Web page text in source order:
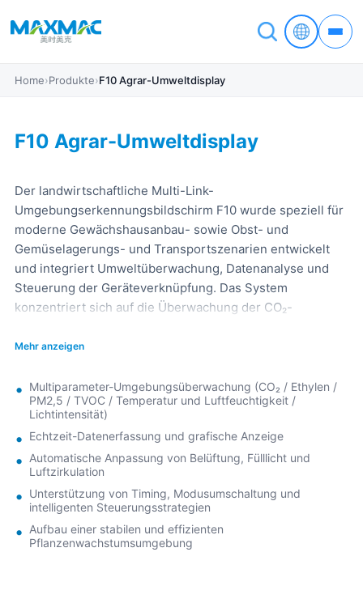
Home›Produkte›F10 Agrar-Umweltdisplay
F10 Agrar-Umweltdisplay
Der landwirtschaftliche Multi-Link-
Umgebungserkennungsbildschirm F10 wurde speziell für
moderne Gewächshausanbau- sowie Obst- und
Gemüselagerungs- und Transportszenarien entwickelt
und integriert Umweltüberwachung, Datenanalyse und
Steuerung der Geräteverknüpfung. Das System
konzentriert sich auf die Überwachung der CO₂-
sowie von Temperatur- und Feuchtigkeitsänderungen, um
Reiferegulierungsprozesse der Pflanzen genau zu
steuern.
Mehr anzeigen
Multiparameter-Umgebungsüberwachung (CO₂ / Ethylen /
PM2,5 / TVOC / Temperatur und Luftfeuchtigkeit /
Lichtintensität)
Echtzeit-Datenerfassung und grafische Anzeige
Automatische Anpassung von Belüftung, Fülllicht und
Luftzirkulation
Unterstützung von Timing, Modusumschaltung und
intelligenten Steuerungsstrategien
Aufbau einer stabilen und effizienten
Pflanzenwachstumsumgebung